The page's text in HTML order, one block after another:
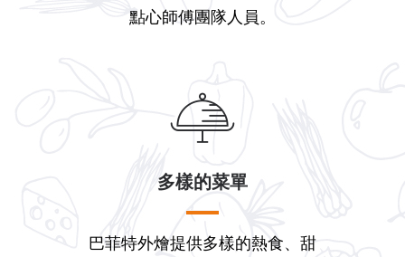
點心師傅團隊人員。
多樣的菜單
巴菲特外燴提供多樣的熱食、甜